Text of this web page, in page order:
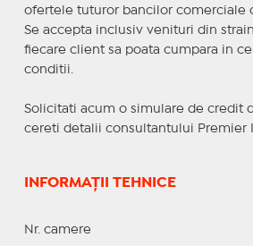
ofertele tuturor bancilor comerciale
Se accepta inclusiv venituri din
fiecare client sa poata cumpara in
conditii.
Solicitati acum o simulare de credit
cereti detalii consultantului Premier
INFORMAȚII TEHNICE
Nr. camere